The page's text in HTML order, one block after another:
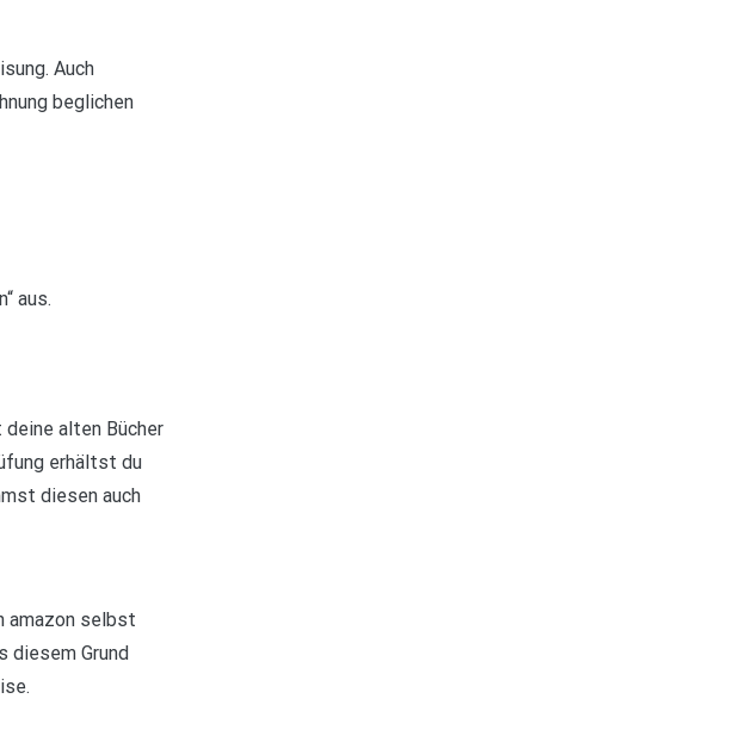
Auch
beglichen
aus.
alten Bücher
erhältst du
diesen auch
amazon selbst
diesem Grund